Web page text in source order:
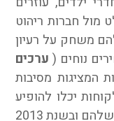
מול חברות ריהוט
משחק על רעיון
נוחים ( ערכים
המציגות מסיבות
יכלו להופיע
בכריכה הקדמית של קטלוג איקאה משלהם ובשנת 2013